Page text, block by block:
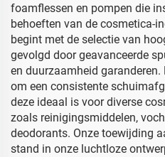
foamflessen en pompen die
behoeften van de cosmetica-
begint met de selectie van
gevolgd door geavanceerde
en duurzaamheid
om een consistente
deze ideaal is voor diverse
zoals reinigingsmiddelen,
deodorants. Onze toewijding
stand in onze luchtloze